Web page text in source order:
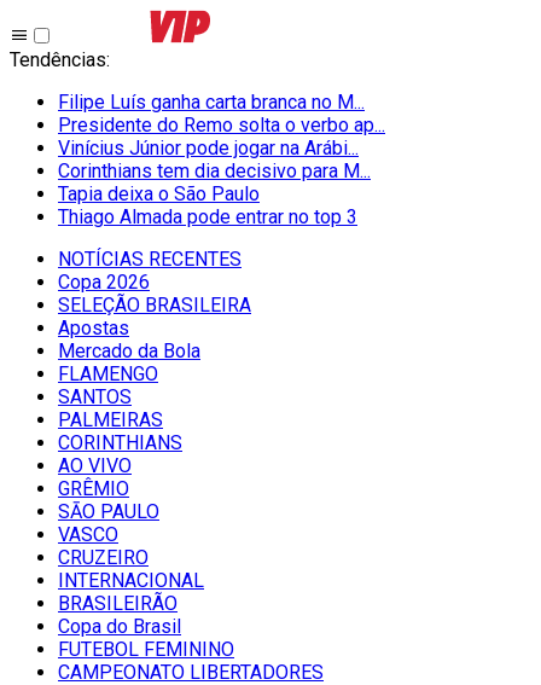
Tendências:
Filipe Luís ganha carta branca no M...
Presidente do Remo solta o verbo ap...
Vinícius Júnior pode jogar na Arábi...
Corinthians tem dia decisivo para M...
Tapia deixa o São Paulo
Thiago Almada pode entrar no top 3
NOTÍCIAS RECENTES
Copa 2026
SELEÇÃO BRASILEIRA
Apostas
Mercado da Bola
FLAMENGO
SANTOS
PALMEIRAS
CORINTHIANS
AO VIVO
GRÊMIO
SĀO PAULO
VASCO
CRUZEIRO
INTERNACIONAL
BRASILEIRÃO
Copa do Brasil
FUTEBOL FEMININO
CAMPEONATO LIBERTADORES